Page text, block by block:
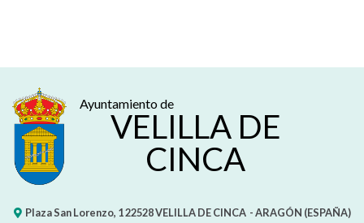
Ayuntamiento de
VELILLA DE
CINCA
Plaza San Lorenzo, 122528VELILLA DE CINCA - ARAGÓN (ESPAÑA)